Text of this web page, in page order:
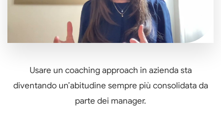
Usare un coaching approach in azienda sta
diventando un’abitudine sempre più consolidata da
parte dei manager.